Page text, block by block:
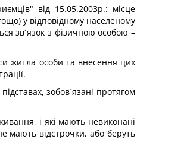
від 15.05.2003р.: місце
у відповідному населеному
зв´язок з фізичною особою –
житла особи та внесення цих
зобов´язані протягом
і які мають невиконані
мають відстрочки, або беруть